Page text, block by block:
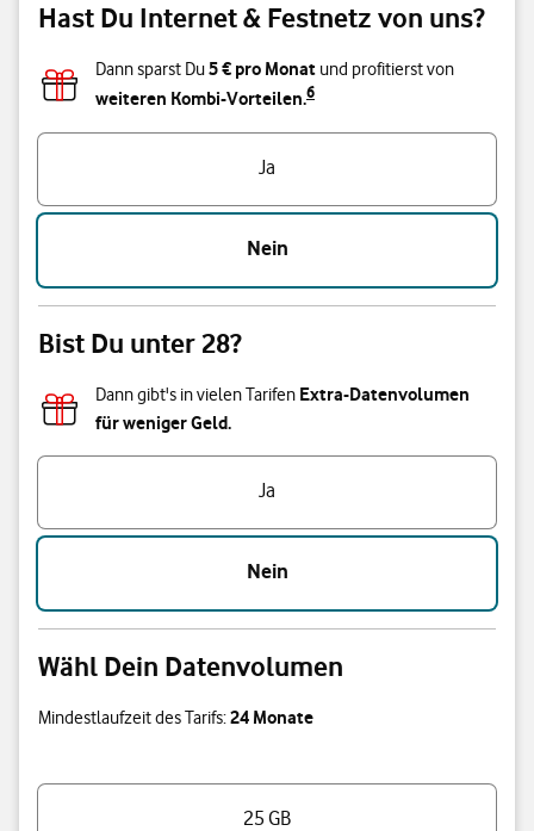
Hast Du Internet & Festnetz von uns?
Dann sparst Du5 € pro Monat und profitierst von
weiteren Kombi-Vorteilen.6
Hast Du Internet & Festnetz von uns?
Ja
Nein
Bist Du unter 28?
Dann gibt's in vielen Tarifen Extra-Datenvolumen
für weniger Geld.
Bist Du unter 28?
Ja
Nein
Wähl Dein Datenvolumen
Mindestlaufzeit des Tarifs:24 Monate
Wähl Dein Datenvolumen
25 GB